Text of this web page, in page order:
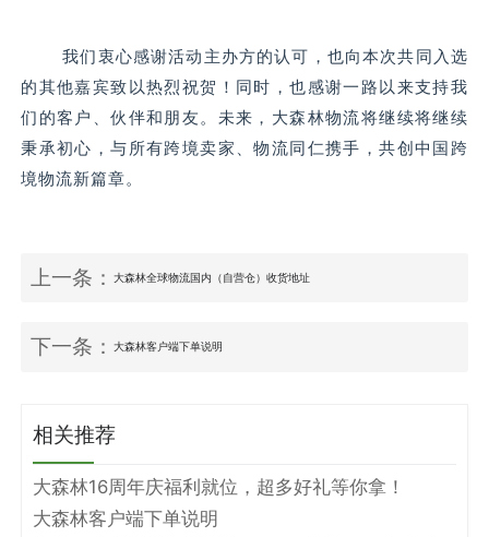
我们衷心感谢活动主办方的认可，也向本次共同入选
的其他嘉宾致以热烈祝贺！同时，也感谢一路以来支持我
们的客户、伙伴和朋友。未来，大森林物流将继续将继续
秉承初心，与所有跨境卖家、物流同仁携手，共创中国跨
境物流新篇章。
上一条：大森林全球物流国内（自营仓）收货地址
下一条：大森林客户端下单说明
相关推荐
大森林16周年庆福利就位，超多好礼等你拿！
大森林客户端下单说明